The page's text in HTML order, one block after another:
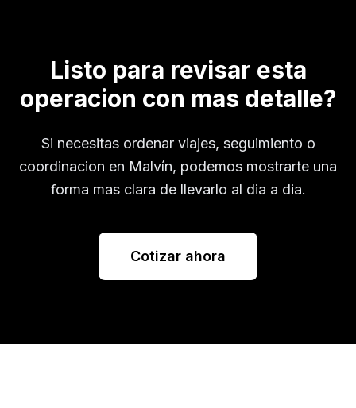
Listo para revisar esta
operacion con mas detalle?
Si necesitas ordenar viajes, seguimiento o
coordinacion en Malvín, podemos mostrarte una
forma mas clara de llevarlo al dia a dia.
Cotizar ahora